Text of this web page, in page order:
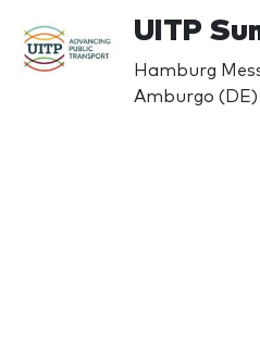
UITP
Hamburg
Amburgo (DE)